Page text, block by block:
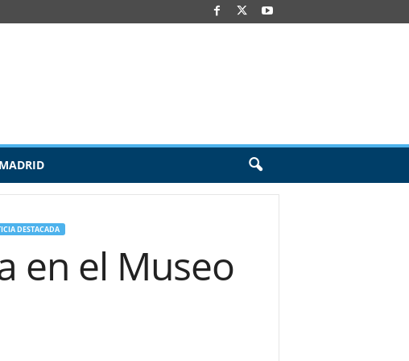
MADRID
DESTACADA
en el Museo